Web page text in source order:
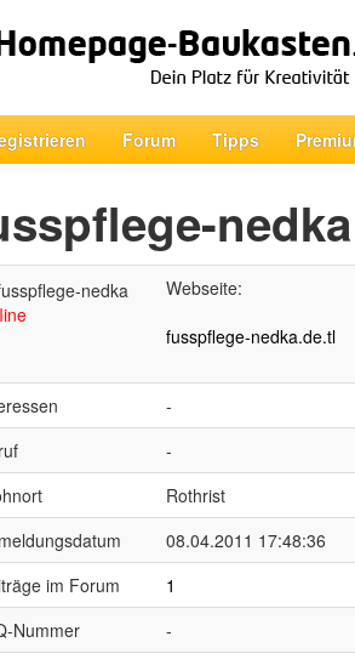
Forum Tipps
nedka
Webseite:
fusspflege-nedka.de.tl
-
-
Rothrist
08.04.2011 17:48:36
im Forum
1
Nummer
-